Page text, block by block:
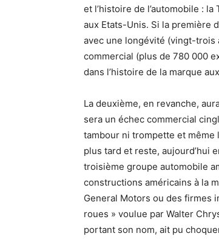
et l’histoire de l’automobile :
aux Etats-Unis. Si la première
avec une longévité (vingt-trois
commercial (plus de 780 000
dans l’histoire de la marque
La deuxième, en revanche,
sera un échec commercial
tambour ni trompette et même
plus tard et reste, aujourd’hui
troisième groupe automobile
constructions américains à la
General Motors ou des firmes
roues » voulue par Walter
portant son nom, ait pu